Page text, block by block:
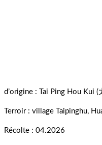
d’origine : Tai Ping Hou Kui (
Terroir : village Taipinghu,
Récolte : 04.2026